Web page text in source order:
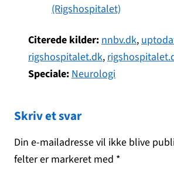
(Rigshospitalet)
Citerede kilder:nnbv.dk,
rigshospitalet.dk,
Speciale:Neurologi
Skriv et svar
Din e-mailadresse vil ikke blive
felter er markeret med *